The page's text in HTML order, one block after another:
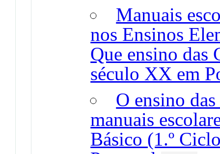
Manuais
nos Ensinos
Que ensino das
século XX em
O ensino
manuais
Básico (1.º